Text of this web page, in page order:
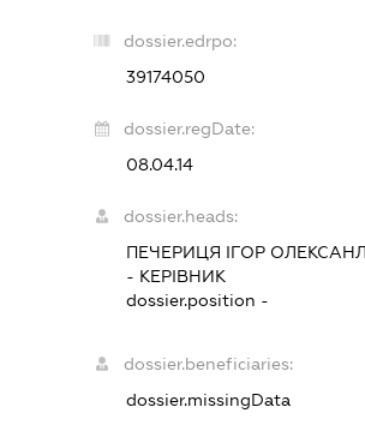
dossier.edrpo:
39174050
dossier.regDate:
08.04.14
dossier.heads:
ПЕЧЕРИЦЯ ІГОР
- КЕРІВНИК
dossier.position -
dossier.beneficiaries:
dossier.missingData